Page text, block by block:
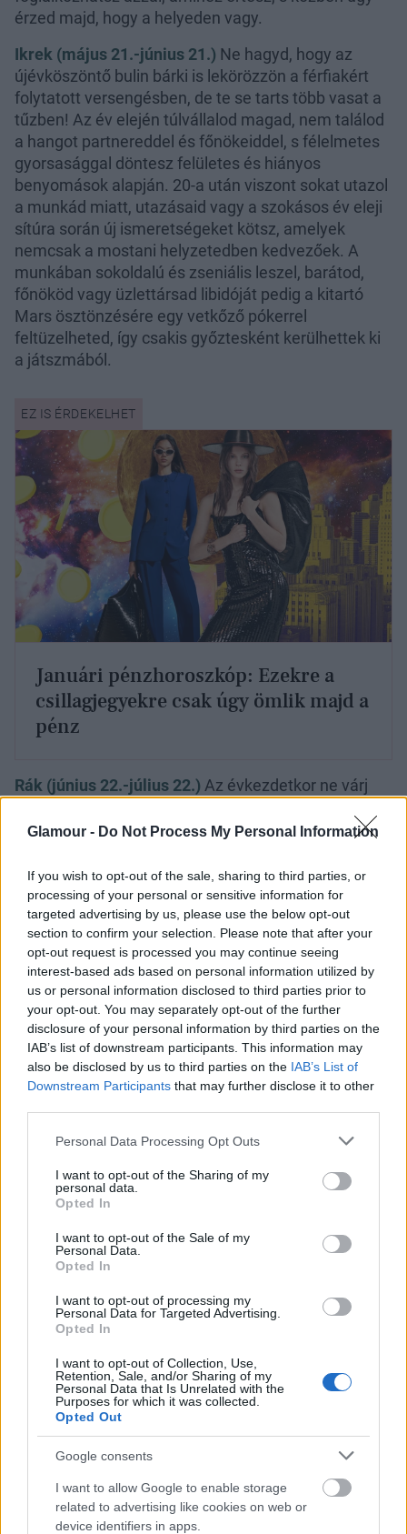
Glamour - Do Not Process My Personal Information
If you wish to opt-out of the sale, sharing to third parties, or
processing of your personal or sensitive information for
targeted advertising by us, please use the below opt-out
section to confirm your selection. Please note that after your
opt-out request is processed you may continue seeing
interest-based ads based on personal information utilized by
us or personal information disclosed to third parties prior to
your opt-out. You may separately opt-out of the further
disclosure of your personal information by third parties on the
IAB’s list of downstream participants. This information may
also be disclosed by us to third parties on the IAB’s List of
Downstream Participants that may further disclose it to other
Please note that this website/app uses one or more Google
not limited to your visit or usage behaviour. You may click to
grant or deny consent to Google and its third-party tags to
use your data for below specified purposes in below Google
consent section.
Personal Data Processing Opt Outs
I want to opt-out of the Sharing of my
personal data.
Opted In
I want to opt-out of the Sale of my
Personal Data.
Opted In
I want to opt-out of processing my
Personal Data for Targeted Advertising.
Opted In
I want to opt-out of Collection, Use,
Retention, Sale, and/or Sharing of my
Personal Data that Is Unrelated with the
Purposes for which it was collected.
Opted Out
Google consents
I want to allow Google to enable storage
related to advertising like cookies on web or
device identifiers in apps.
érzed majd, hogy a helyeden vagy.
Ikrek (május 21.-június 21.) Ne hagyd, hogy az
újévköszöntő bulin bárki is lekörözzön a férfiakért
folytatott versengésben, de te se tarts több vasat a
tűzben! Az év elején túlvállalod magad, nem találod
a hangot partnereddel és főnökeiddel, s félelmetes
gyorsasággal döntesz felületes és hiányos
benyomások alapján. 20-a után viszont sokat utazol
a munkád miatt, utazásaid vagy a szokásos év eleji
sítúra során új ismeretségeket kötsz, amelyek
nemcsak a mostani helyzetedben kedvezőek. A
munkában sokoldalú és zseniális leszel, barátod,
főnököd vagy üzlettársad libidóját pedig a kitartó
Mars ösztönzésére egy vetkőző pókerrel
feltüzelheted, így csakis győztesként kerülhettek ki
a játszmából.
Januári pénzhoroszkóp: Ezekre a
csillagjegyekre csak úgy ömlik majd a
pénz
Rák (június 22.-július 22.) Az évkezdetkor ne várj
egyéb kötelezettségeknek is eleget kell tennie. A
kevesedet ahhoz, hogy lemondjon róla, de téged is
kötekedő hangulatban talál az év eleje. Örökké
próbára teszed környezetedet, de ahelyett, hogy
csokorba kötnéd partnered, kollégáid és
hozzátartozóid hibáit, figyelj inkább arra, ami jó. Már
párban? 10-e után hadd legyen a partnered az úr! De
vedd tudomásul a családalapításra,
házasságkötésre, kizárólagos kapcsolatra irányuló
hajlamodat, csak ne adj ultimátumot a párodnak! Az
év elején nem jelent túl nagy erőfeszítést számodra,
hogy kiüsd a nyeregből riválisaidat.
olyasvalakivel köszöntöd az újesztendőt, aki csak
futó kalandra vágyik, nem pedig tartós kapcsolatra,
csak fecsérled az időd. Kreativitásod a
szexualitásban felülmúlhatatlan, de gondolataid az
év elején súlyos kérdések, munkahelyi és anyagi
gondok körül forognak. Nyolctól négyig csapj a lovak
kollégáidról. A párod még nem barátkozott meg a
házasság gondolatával, de ösztöneid azt súgják,
véget az aggodalmaskodásnak olyan
tevékenységekkel, amelyek elterelik a figyelmedet a
problémáról. 19-e és 29-e táján pedig bátran
hozakodj elő az előléptetés és a fizetésemelés
kényes kérdésével!
Szűz (augusztus 24.-szeptember 23.)
házassági ajánlat egy másnapos pasitól nem